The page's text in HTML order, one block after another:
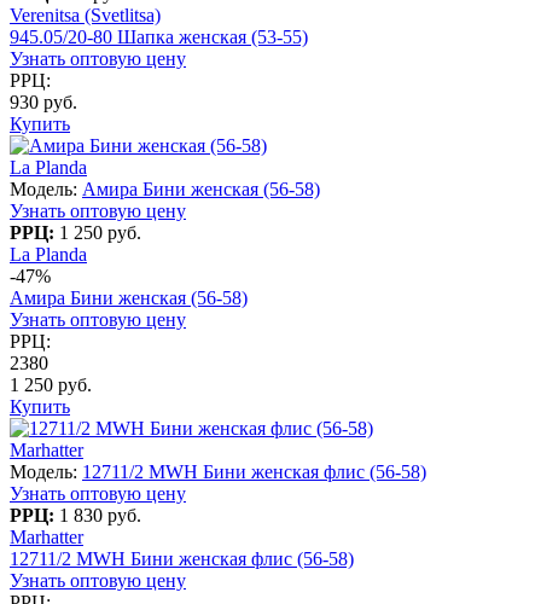
Verenitsa (Svetlitsa)
945.05/20-80 Шапка женская (53-55)
Узнать оптовую цену
РРЦ:
930 руб.
Купить
La Planda
Модель: Амира Бини женская (56-58)
Узнать оптовую цену
РРЦ: 1 250 руб.
La Planda
-47%
Амира Бини женская (56-58)
Узнать оптовую цену
РРЦ:
2380
1 250 руб.
Купить
Marhatter
Модель: 12711/2 MWH Бини женская флис (56-58)
Узнать оптовую цену
РРЦ: 1 830 руб.
Marhatter
12711/2 MWH Бини женская флис (56-58)
Узнать оптовую цену